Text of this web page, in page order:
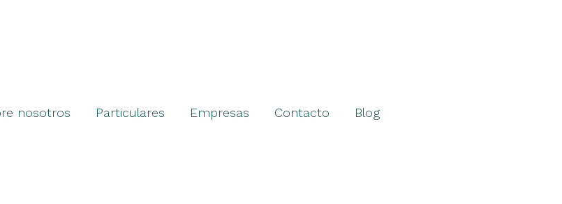
nosotros Particulares Empresas Contacto Blog